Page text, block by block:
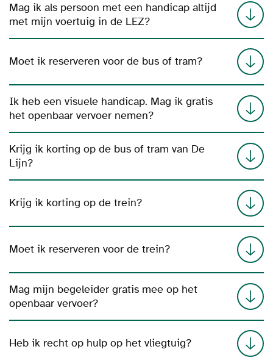
Mag ik als persoon met een handicap altijd
met mijn voertuig in de LEZ?
Moet ik reserveren voor de bus of tram?
Ik heb een visuele handicap. Mag ik gratis
het openbaar vervoer nemen?
Krijg ik korting op de bus of tram van De
Lijn?
Krijg ik korting op de trein?
Moet ik reserveren voor de trein?
Mag mijn begeleider gratis mee op het
openbaar vervoer?
Heb ik recht op hulp op het vliegtuig?